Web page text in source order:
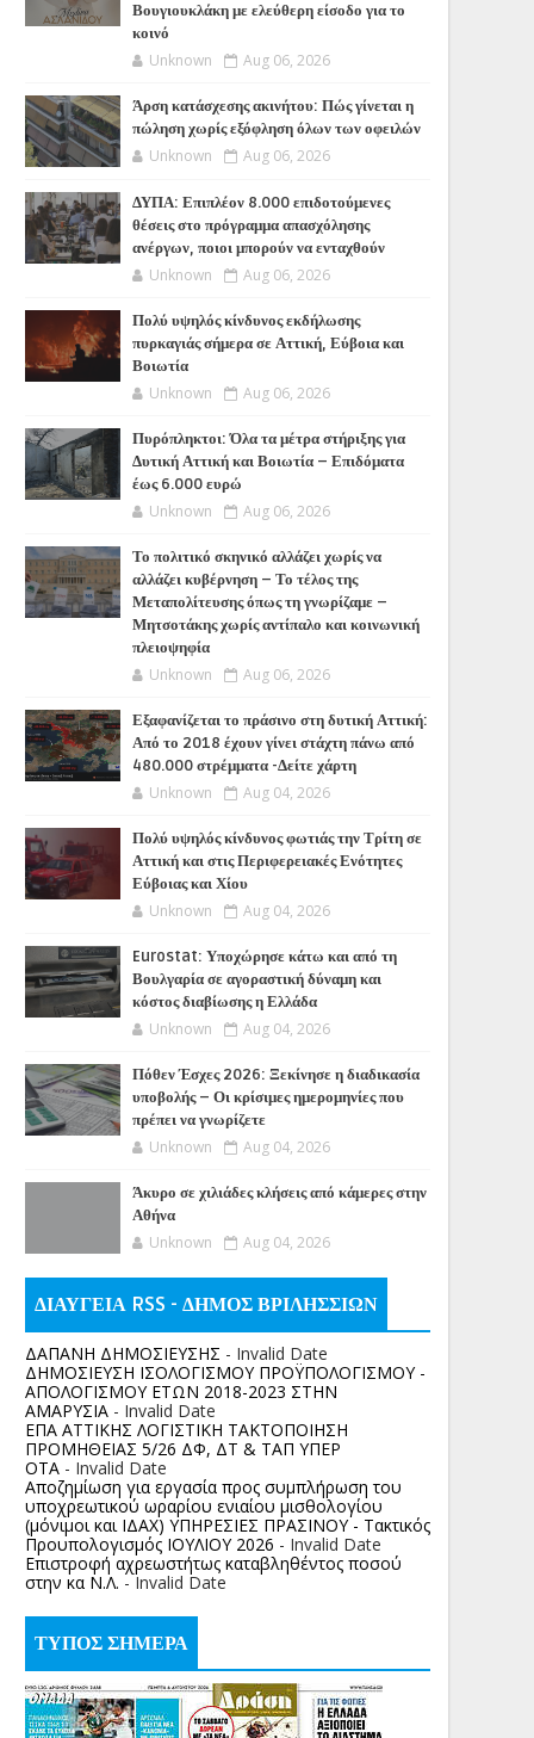
Βουγιουκλάκη με ελεύθερη είσοδο για το
κοινό
Unknown Aug 06, 2026
Άρση κατάσχεσης ακινήτου: Πώς γίνεται η
πώληση χωρίς εξόφληση όλων των οφειλών
Unknown Aug 06, 2026
ΔΥΠΑ: Επιπλέον 8.000 επιδοτούμενες
θέσεις στο πρόγραμμα απασχόλησης
ανέργων, ποιοι μπορούν να ενταχθούν
Unknown Aug 06, 2026
Πολύ υψηλός κίνδυνος εκδήλωσης
πυρκαγιάς σήμερα σε Αττική, Εύβοια και
Βοιωτία
Unknown Aug 06, 2026
Πυρόπληκτοι: Όλα τα μέτρα στήριξης για
Δυτική Αττική και Βοιωτία – Επιδόματα
έως 6.000 ευρώ
Unknown Aug 06, 2026
Το πολιτικό σκηνικό αλλάζει χωρίς να
αλλάζει κυβέρνηση – Το τέλος της
Μεταπολίτευσης όπως τη γνωρίζαμε –
Μητσοτάκης χωρίς αντίπαλο και κοινωνική
πλειοψηφία
Unknown Aug 06, 2026
Εξαφανίζεται το πράσινο στη δυτική Αττική:
Από το 2018 έχουν γίνει στάχτη πάνω από
480.000 στρέμματα -Δείτε χάρτη
Unknown Aug 04, 2026
Πολύ υψηλός κίνδυνος φωτιάς την Τρίτη σε
Αττική και στις Περιφερειακές Ενότητες
Εύβοιας και Χίου
Unknown Aug 04, 2026
Eurostat: Υποχώρησε κάτω και από τη
Βουλγαρία σε αγοραστική δύναμη και
κόστος διαβίωσης η Ελλάδα
Unknown Aug 04, 2026
Πόθεν Έσχες 2026: Ξεκίνησε η διαδικασία
υποβολής – Οι κρίσιμες ημερομηνίες που
πρέπει να γνωρίζετε
Unknown Aug 04, 2026
Άκυρο σε χιλιάδες κλήσεις από κάμερες στην
Αθήνα
Unknown Aug 04, 2026
ΔΙΑΥΓΕΙΑ RSS - ΔΗΜΟΣ ΒΡΙΛΗΣΣΙΩΝ
ΔΑΠΑΝΗ ΔΗΜΟΣΙΕΥΣΗΣ - Invalid Date
ΔΗΜΟΣΙΕΥΣΗ ΙΣΟΛΟΓΙΣΜΟΥ ΠΡΟΫΠΟΛΟΓΙΣΜΟΥ -
ΑΠΟΛΟΓΙΣΜΟΥ ΕΤΩΝ 2018-2023 ΣΤΗΝ
ΑΜΑΡΥΣΙΑ - Invalid Date
ΕΠΑ ΑΤΤΙΚΗΣ ΛΟΓΙΣΤΙΚΗ ΤΑΚΤΟΠΟΙΗΣΗ
ΠΡΟΜΗΘΕΙΑΣ 5/26 ΔΦ, ΔΤ & ΤΑΠ ΥΠΕΡ
ΟΤΑ - Invalid Date
Αποζημίωση για εργασία προς συμπλήρωση του
υποχρεωτικού ωραρίου ενιαίου μισθολογίου
(μόνιμοι και ΙΔΑΧ) ΥΠΗΡΕΣΙΕΣ ΠΡΑΣΙΝΟΥ - Τακτικός
Προυπολογισμός ΙΟΥΛΙΟΥ 2026 - Invalid Date
Επιστροφή αχρεωστήτως καταβληθέντος ποσoύ
στην κα Ν.Λ. - Invalid Date
ΤΥΠΟΣ ΣΗΜΕΡΑ